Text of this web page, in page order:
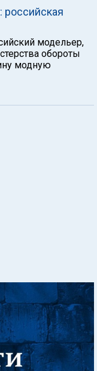
российская
модельер,
обороты
модную